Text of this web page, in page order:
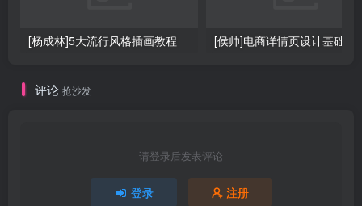
[杨成林]5大流行风格插画教程 [侯帅]电商详情页设计基础
评论 抢沙发
请登录后发表评论
登录 注册